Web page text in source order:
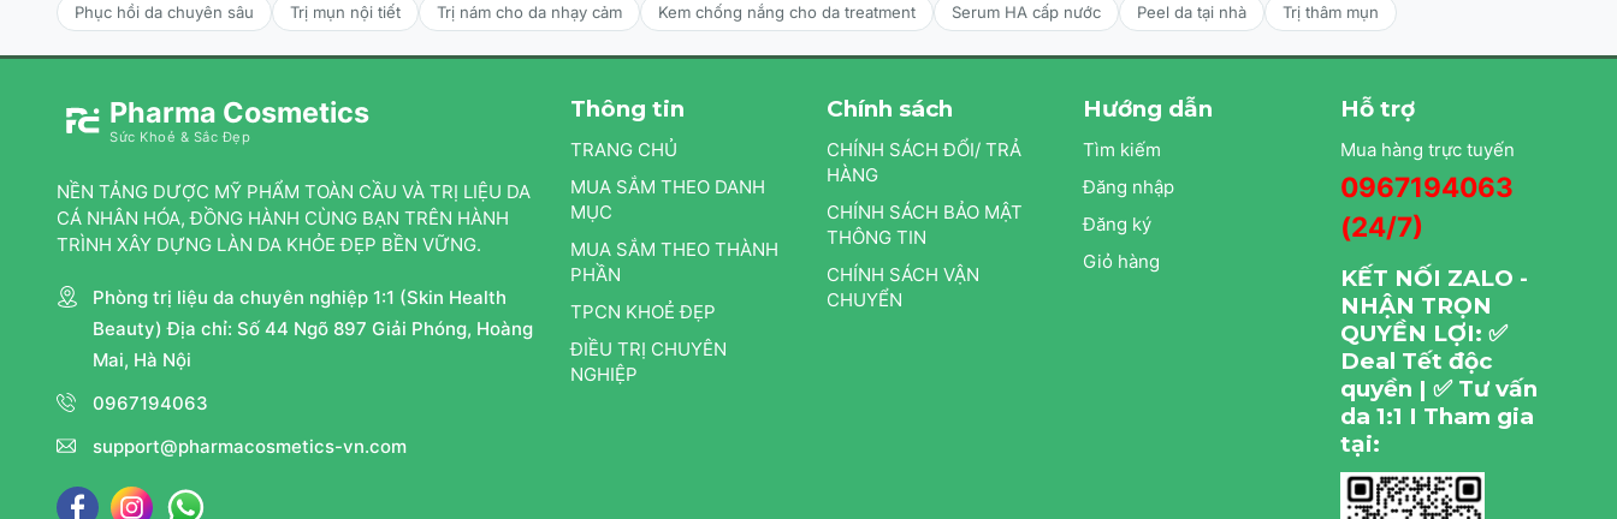
Phục hồi da chuyên sâu Trị mụn nội tiết Trị nám cho da nhạy cảm Kem chống nắng cho da treatment Serum HA cấp nước Peel da tại nhà Trị thâm mụn
Pharma Cosmetics
Sức Khoẻ & Sắc Đẹp
NỀN TẢNG DƯỢC MỸ PHẨM TOÀN CẦU VÀ TRỊ LIỆU DA
CÁ NHÂN HÓA, ĐỒNG HÀNH CÙNG BẠN TRÊN HÀNH
TRÌNH XÂY DỰNG LÀN DA KHỎE ĐẸP BỀN VỮNG.
Phòng trị liệu da chuyên nghiệp 1:1 (Skin Health
Beauty) Địa chỉ: Số 44 Ngõ 897 Giải Phóng, Hoàng
Mai, Hà Nội
0967194063
support@pharmacosmetics-vn.com
Thông tin
TRANG CHỦ
MUA SẮM THEO DANH
MỤC
MUA SẮM THEO THÀNH
PHẦN
TPCN KHOẺ ĐẸP
ĐIỀU TRỊ CHUYÊN
NGHIỆP
Chính sách
CHÍNH SÁCH ĐỔI/ TRẢ
HÀNG
CHÍNH SÁCH BẢO MẬT
THÔNG TIN
CHÍNH SÁCH VẬN
CHUYỂN
Hướng dẫn
Tìm kiếm
Đăng nhập
Đăng ký
Giỏ hàng
Hỗ trợ
Mua hàng trực tuyến
0967194063
(24/7)
KẾT NỐI ZALO -
NHẬN TRỌN
QUYỀN LỢI: ✅
Deal Tết độc
quyền | ✅ Tư vấn
da 1:1 I Tham gia
tại: